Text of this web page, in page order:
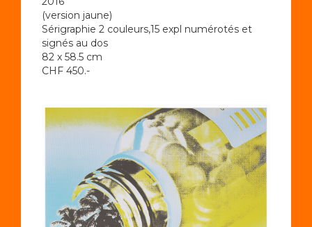
(version jaune)
Sérigraphie 2 couleurs,15 expl numérotés et
signés au dos
82 x 58.5 cm
CHF 450.-